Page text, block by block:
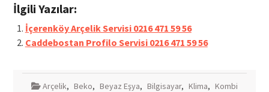
İlgili Yazılar:
İçerenköy Arçelik Servisi 0216 471 59 56
Caddebostan Profilo Servisi 0216 471 59 56
Arçelik, Beko, Beyaz Eşya, Bilgisayar, Klima, Kombi